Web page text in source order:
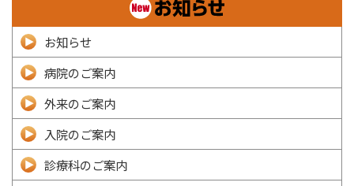
お知らせ
病院のご案内
外来のご案内
入院のご案内
診療科のご案内